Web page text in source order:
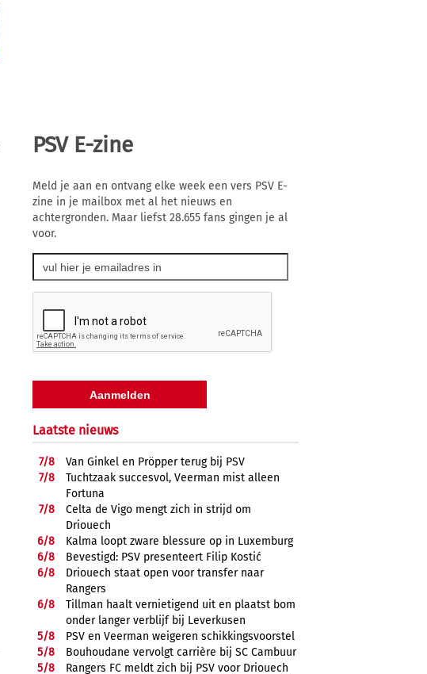
PSV E-zine
Meld je aan en ontvang elke week een vers PSV E-
zine in je mailbox met al het nieuws en
achtergronden. Maar liefst 28.655 fans gingen je al
voor.
Laatste nieuws
7/8
Van Ginkel en Pröpper terug bij PSV
7/8
Tuchtzaak succesvol, Veerman mist alleen
Fortuna
7/8
Celta de Vigo mengt zich in strijd om
Driouech
6/8
Kalma loopt zware blessure op in Luxemburg
6/8
Bevestigd: PSV presenteert Filip Kostić
6/8
Driouech staat open voor transfer naar
Rangers
6/8
Tillman haalt vernietigend uit en plaatst bom
onder langer verblijf bij Leverkusen
5/8
PSV en Veerman weigeren schikkingsvoorstel
5/8
Bouhoudane vervolgt carrière bij SC Cambuur
5/8
Rangers FC meldt zich bij PSV voor Driouech